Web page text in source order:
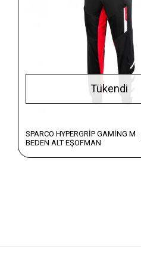
Tükendi
SPARCO HYPERGRİP GAMİNG M
BEDEN ALT EŞOFMAN